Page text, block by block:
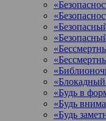
«Блокадный
«Будь в
«Будь
«Будь